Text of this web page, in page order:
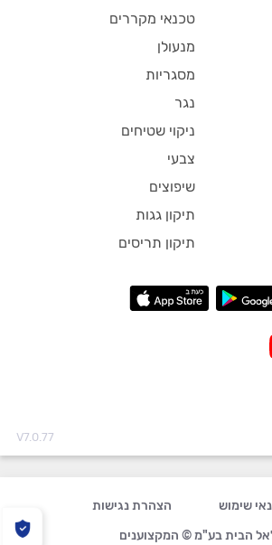
טכנאי מקררים
מנעולן
מסגריות
נגר
ניקוי שטיחים
צבעי
שיפוצים
תיקון גגות
תיקון תריסים
V7.0.77
שימוש
הצהרת נגישות
הבית בע"מ © המקצוענים